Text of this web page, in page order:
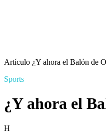
Artículo ¿Y ahora el Balón de
Sports
¿Y ahora el
H